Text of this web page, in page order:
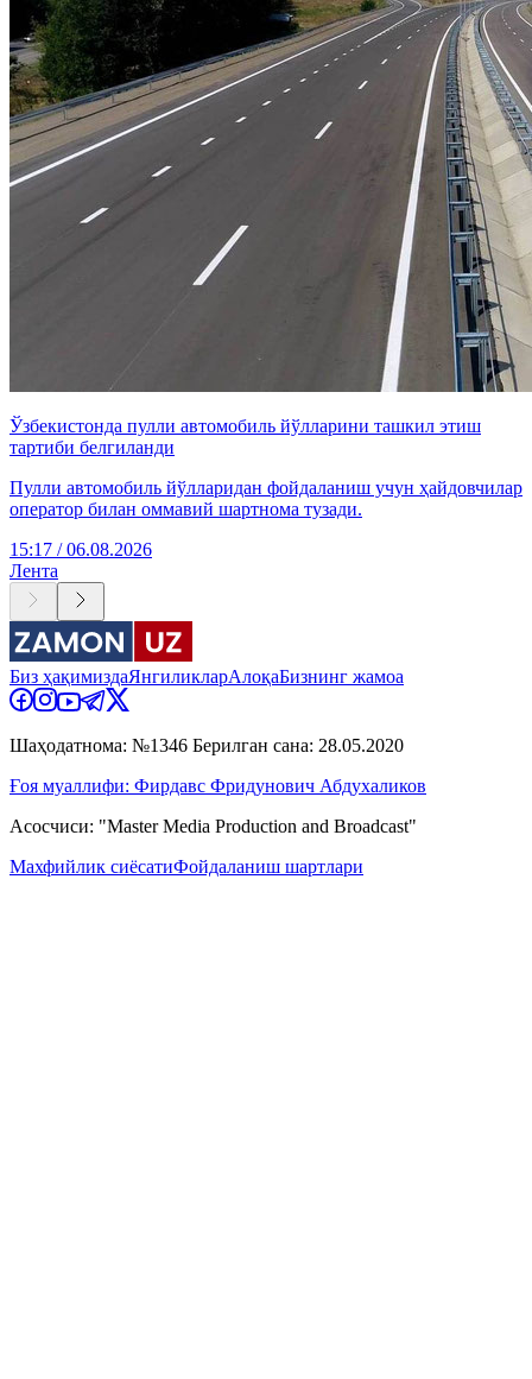
Ўзбекистонда пулли автомобиль йўлларини ташкил этиш
тартиби белгиланди
Пулли автомобиль йўлларидан фойдаланиш учун ҳайдовчилар
оператор билан оммавий шартнома тузади.
15:17 / 06.08.2026
Лента
Биз ҳақимиздаЯнгиликларАлоқаБизнинг жамоа
Шаҳодатнома: №1346 Берилган сана: 28.05.2020
Ғоя муаллифи: Фирдавс Фридунович Абдухаликов
Асосчиси: "Master Media Production and Broadcast"
Махфийлик сиёсатиФойдаланиш шартлари